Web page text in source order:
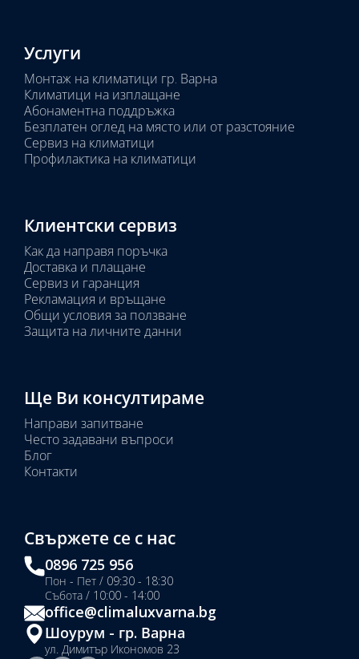
Услуги
Монтаж на климатици гр. Варна
Климатици на изплащане
Абонаментна поддръжка
Безплатен оглед на място или от разстояние
Сервиз на климатици
Профилактика на климатици
Клиентски сервиз
Как да направя поръчка
Доставка и плащане
Сервиз и гаранция
Рекламация и връщане
Общи условия за ползване
Защита на личните данни
Ще Ви консултираме
Направи запитване
Често задавани въпроси
Блог
Контакти
Свържете се с нас
0896 725 956
Пон - Пет / 09:30 - 18:30
Събота / 10:00 - 14:00
office@climaluxvarna.bg
Шоурум - гр. Варна
ул. Димитър Икономов 23